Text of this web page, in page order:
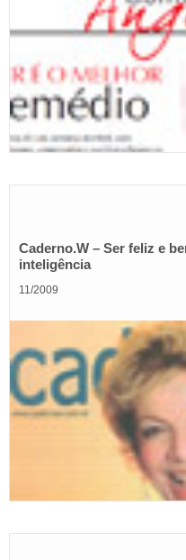
Caderno.W – Ser feliz e
inteligência
11/2009